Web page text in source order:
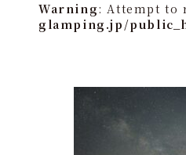
Warning: Attempt to
glamping.jp/